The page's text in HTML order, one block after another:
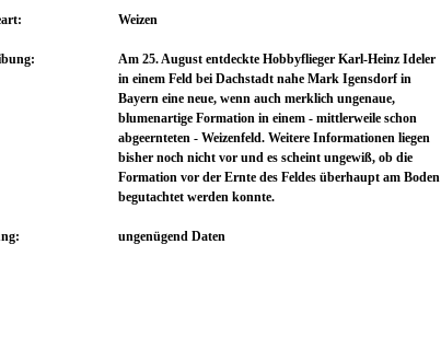
Weizen
Am 25. August entdeckte Hobbyflieger Karl-Heinz Ideler
in einem Feld bei Dachstadt nahe Mark Igensdorf in
Bayern eine neue, wenn auch merklich ungenaue,
blumenartige Formation in einem - mittlerweile schon
abgeernteten - Weizenfeld. Weitere Informationen liegen
bisher noch nicht vor und es scheint ungewiß, ob die
Formation vor der Ernte des Feldes überhaupt am Boden
begutachtet werden konnte.
ungenügend Daten